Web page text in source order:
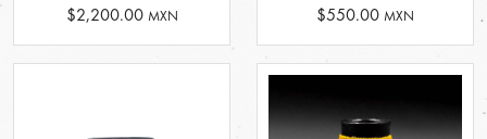
$2,200.00 MXN $550.00 MXN